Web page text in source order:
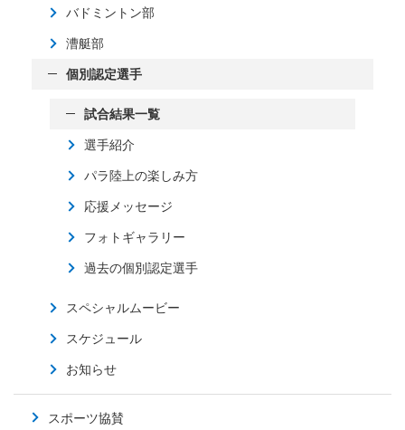
バドミントン部
漕艇部
個別認定選手
試合結果一覧
選手紹介
パラ陸上の楽しみ方
応援メッセージ
フォトギャラリー
過去の個別認定選手
スペシャルムービー
スケジュール
お知らせ
スポーツ協賛